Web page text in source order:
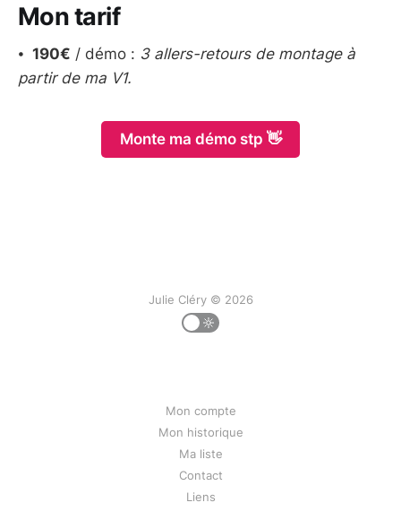
Mon tarif
⦁ 190€ / démo : 3 allers-retours de montage à
partir de ma V1.
Monte ma démo stp 👋
Julie Cléry © 2026
Mon compte
Mon historique
Ma liste
Contact
Liens